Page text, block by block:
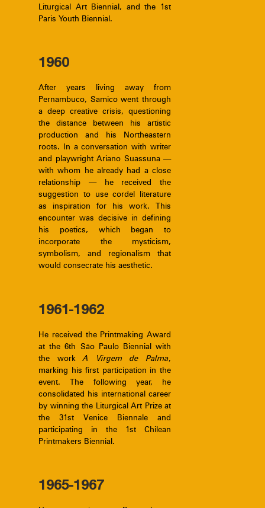
Liturgical Art Biennial, and the 1st
Paris Youth Biennial.
1960
After years living away from
Pernambuco, Samico went through
a deep creative crisis, questioning
the distance between his artistic
production and his Northeastern
roots. In a conversation with writer
and playwright Ariano Suassuna —
with whom he already had a close
relationship — he received the
suggestion to use cordel literature
as inspiration for his work. This
encounter was decisive in defining
his poetics, which began to
incorporate the mysticism,
symbolism, and regionalism that
would consecrate his aesthetic.
1961-1962
He received the Printmaking Award
at the 6th São Paulo Biennial with
the workA Virgem de Palma,
marking his first participation in the
event. The following year, he
consolidated his international career
by winning the Liturgical Art Prize at
the 31st Venice Biennale and
participating in the 1st Chilean
Printmakers Biennial.
1965-1967